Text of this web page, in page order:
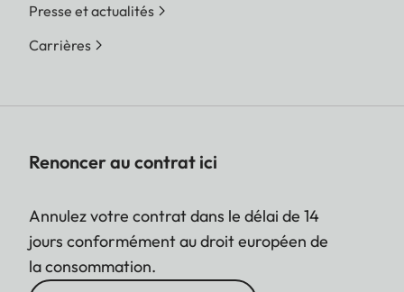
Presse et actualités
Carrières
Renoncer au contrat ici
Annulez votre contrat dans le délai de 14
jours conformément au droit européen de
la consommation.